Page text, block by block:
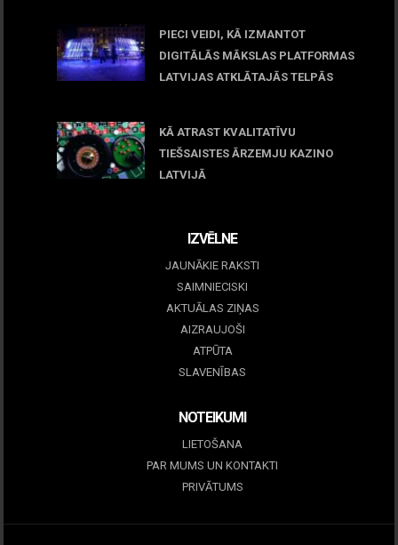
PIECI VEIDI, KĀ IZMANTOT
DIGITĀLĀS MĀKSLAS PLATFORMAS
LATVIJAS ATKLĀTAJĀS TELPĀS
KĀ ATRAST KVALITATĪVU
TIEŠSAISTES ĀRZEMJU KAZINO
LATVIJĀ
IZVĒLNE
JAUNĀKIE RAKSTI
SAIMNIECISKI
AKTUĀLAS ZIŅAS
AIZRAUJOŠI
ATPŪTA
SLAVENĪBAS
NOTEIKUMI
LIETOŠANA
PAR MUMS UN KONTAKTI
PRIVĀTUMS